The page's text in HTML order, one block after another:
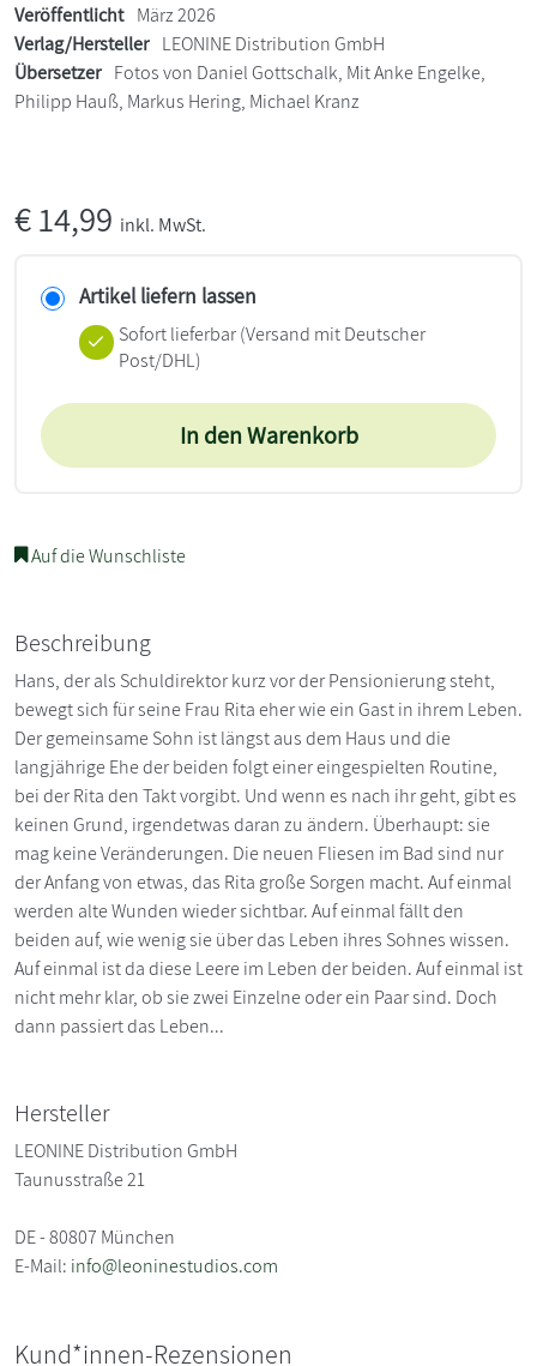
Veröffentlicht März 2026
Verlag/Hersteller LEONINE Distribution GmbH
Übersetzer Fotos von Daniel Gottschalk, Mit Anke Engelke,
Philipp Hauß, Markus Hering, Michael Kranz
€14,99 inkl. MwSt.
Artikel liefern lassen
Sofort lieferbar(Versand mit Deutscher
Post/DHL)
In den Warenkorb
Auf die Wunschliste
Beschreibung
Hans, der als Schuldirektor kurz vor der Pensionierung steht,
bewegt sich für seine Frau Rita eher wie ein Gast in ihrem Leben.
Der gemeinsame Sohn ist längst aus dem Haus und die
langjährige Ehe der beiden folgt einer eingespielten Routine,
bei der Rita den Takt vorgibt. Und wenn es nach ihr geht, gibt es
keinen Grund, irgendetwas daran zu ändern. Überhaupt: sie
mag keine Veränderungen. Die neuen Fliesen im Bad sind nur
der Anfang von etwas, das Rita große Sorgen macht. Auf einmal
werden alte Wunden wieder sichtbar. Auf einmal fällt den
beiden auf, wie wenig sie über das Leben ihres Sohnes wissen.
Auf einmal ist da diese Leere im Leben der beiden. Auf einmal ist
nicht mehr klar, ob sie zwei Einzelne oder ein Paar sind. Doch
dann passiert das Leben...
Hersteller
LEONINE Distribution GmbH
Taunusstraße 21
DE - 80807 München
E-Mail: info@leoninestudios.com
Kund*innen-Rezensionen